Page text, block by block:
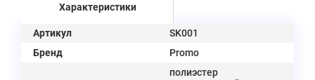
Характеристики
Артикул
SK001
Бренд
Promo
полиэстер